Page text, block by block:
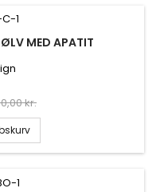
MED APATIT
kr.